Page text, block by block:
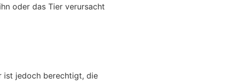
oder das Tier verursacht
ist jedoch berechtigt, die